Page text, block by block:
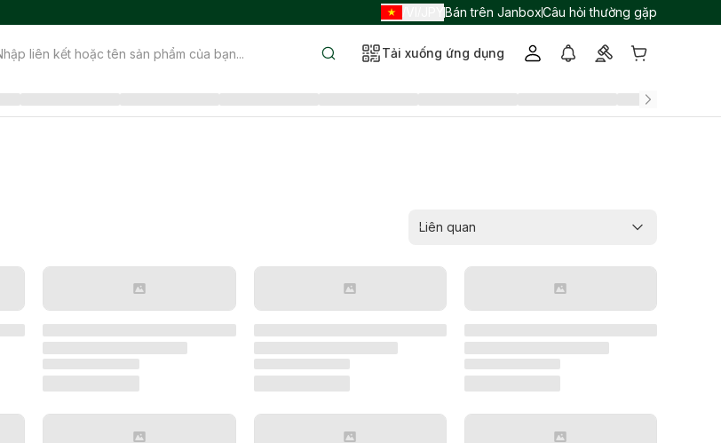
Bán trên JanboxCâu hỏi thường gặp
Tải xuống ứng dụng
Liên quan